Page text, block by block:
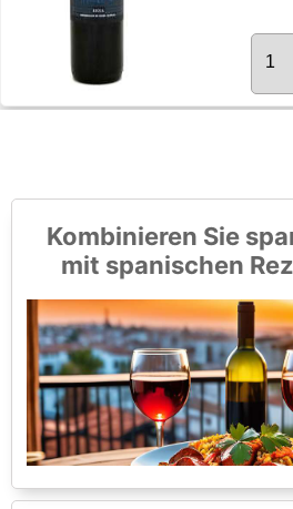
Kombinieren Sie
mit spanischen